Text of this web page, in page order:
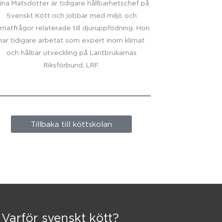
Matsdotter är tidigare hållbarhetschef på
Svenskt Kött och jobbar med miljö och
relaterade till djuruppfödning. Hon
tidigare arbetat som expert inom klimat
och hålbar utveckling på Lantbrukarnas
Riksförbund, LRF.
Tillbaka till köttskolan
Varför svenskt kött?